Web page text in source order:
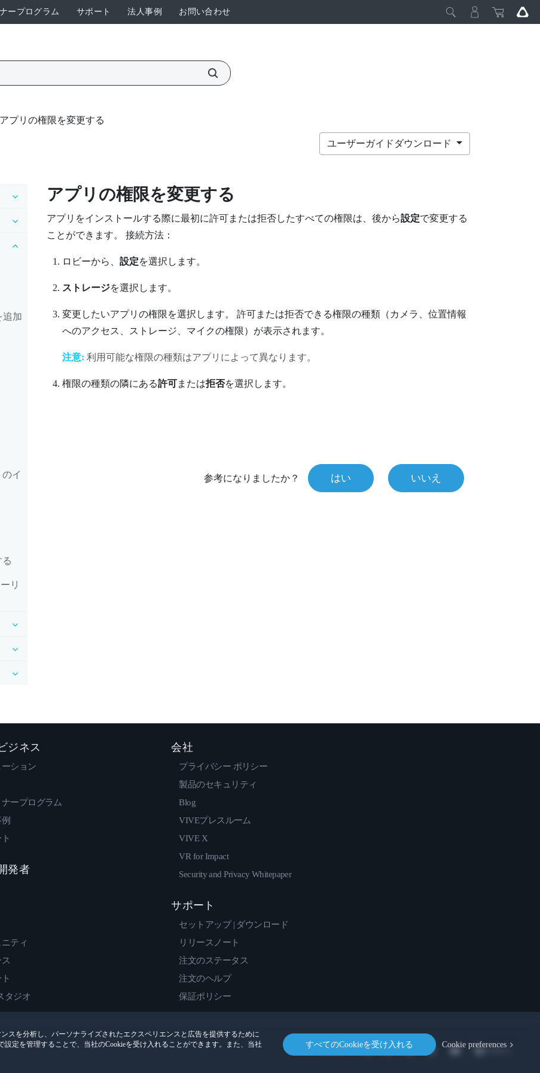
ープログラム サポート 法人事例 お問い合わせ
アプリの権限を変更する
ユーザーガイドダウンロード
追加
イ
リ
アプリの権限を変更する
アプリをインストールする際に最初に許可または拒否したすべての権限は、後から設定で変更する
ことができます。 接続方法：
ロビーから、 設定を選択します。
ストレージを選択します。
変更したいアプリの権限を選択します。
許可または拒否できる権限の種類（カメラ、位置情報
へのアクセス、ストレージ、マイクの権限）が表示されます。
注意: 利用可能な権限の種類はアプリによって異なります。
権限の種類の隣にある許可または拒否を選択します。
参考になりましたか？ はい いいえ
スを分析し、パーソナライズされたエクスペリエンスと広告を提供するために
設定を管理することで、当社のCookieを受け入れることができます。また、当社
すべてのCookieを受け入れる Cookie preferences
ジネス
ーション
ープログラム
発者
ティ
タジオ
会社
プライバシー ポリシー
製品のセキュリティ
Blog
VIVEプレスルーム
VIVE X
VR for Impact
Security and Privacy Whitepaper
サポート
セットアップ | ダウンロード
リリースノート
注文のステータス
注文のヘルプ
保証ポリシー
Location